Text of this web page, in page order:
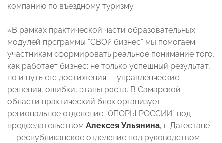
компанию по въездному туризму.
«В рамках практической части образовательных
модулей программы “СВОй бизнес” мы помогаем
участникам сформировать реальное понимание того,
как работает бизнес: не только успешный результат,
но и путь его достижения — управленческие
решения, ошибки, этапы роста. В Самарской
области практический блок организует
региональное отделение “ОПОРЫ РОССИИ” под
председательством Алексея Ульянина, в Дагестане
— республиканское отделение под руководством